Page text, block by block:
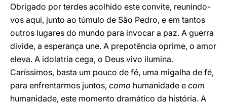
Obrigado por terdes acolhido este convite, reunindo-
vos aqui, junto ao túmulo de São Pedro, e em tantos
outros lugares do mundo para invocar a paz. A guerra
divide, a esperança une. A prepotência oprime, o amor
eleva. A idolatria cega, o Deus vivo ilumina.
Caríssimos, basta um pouco de fé, uma migalha de fé,
para enfrentarmos juntos, como humanidade e com
humanidade, este momento dramático da história. A